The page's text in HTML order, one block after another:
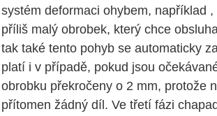
systém deformaci ohybem, například
příliš malý obrobek, který chce
tak také tento pohyb se automaticky
platí i v případě, pokud jsou
obrobku překročeny o 2 mm, protože
přítomen žádný díl. Ve třetí fázi